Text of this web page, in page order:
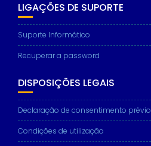
LIGAÇÕES DE SUPORTE
Suporte Informático
Recuperar a password
DISPOSIÇÕES LEGAIS
Declaração de consentimento prévio
Condições de utilização